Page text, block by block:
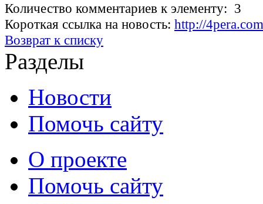
Количество комментариев к элементу: 3
Короткая ссылка на новость: http://
Возврат к списку
Разделы
Новости
Помочь сайту
О проекте
Помочь сайту